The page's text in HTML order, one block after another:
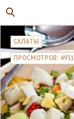
САЛАТЫ
ПРОСМОТРОВ: 4931